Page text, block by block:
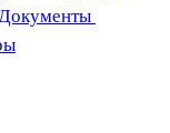
Документы